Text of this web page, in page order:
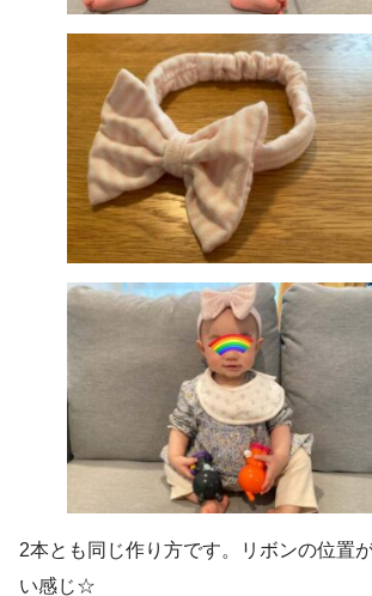
2本とも同じ作り方です。リボンの位置
い感じ☆